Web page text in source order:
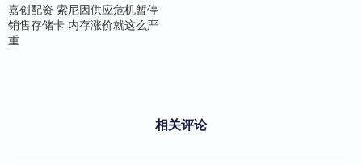
嘉创配资 索尼因供应危机暂停
销售存储卡 内存涨价就这么严
重
相关评论